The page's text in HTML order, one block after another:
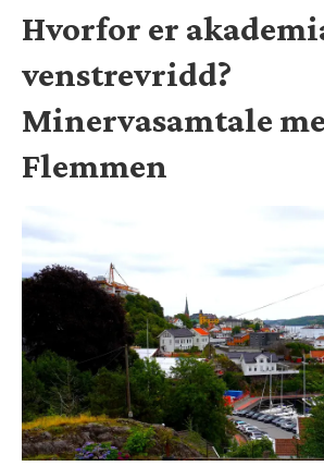
Hvorfor er
venstrevridd?
Minervasamtale
Flemmen